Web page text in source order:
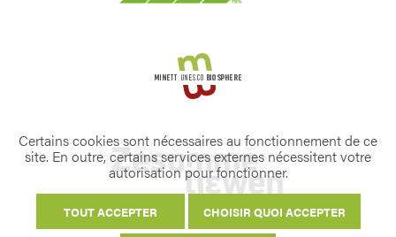
Certains cookies sont nécessaires au fonctionnement de ce
site. En outre, certains services externes nécessitent votre
autorisation pour fonctionner.
TOUT ACCEPTER CHOISIR QUOI ACCEPTER